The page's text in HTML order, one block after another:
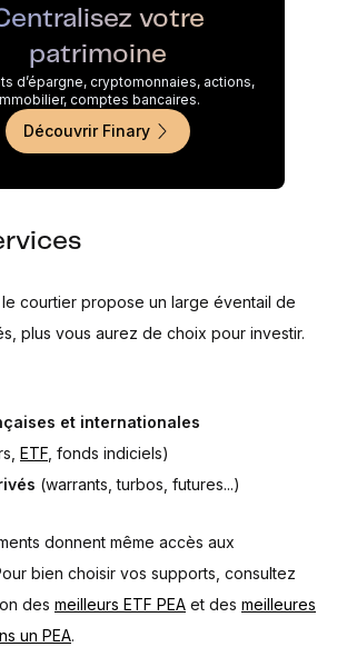
votre
patrimoine
d’épargne, cryptomonnaies, actions,
comptes bancaires.
Découvrir Finary
courtier propose un large éventail de
plus vous aurez de choix pour investir.
et internationales
ETF , fonds indiciels)
(warrants, turbos, futures...)
donnent même accès aux
bien choisir vos supports, consultez
des meilleurs ETF PEA et des meilleures
un PEA.